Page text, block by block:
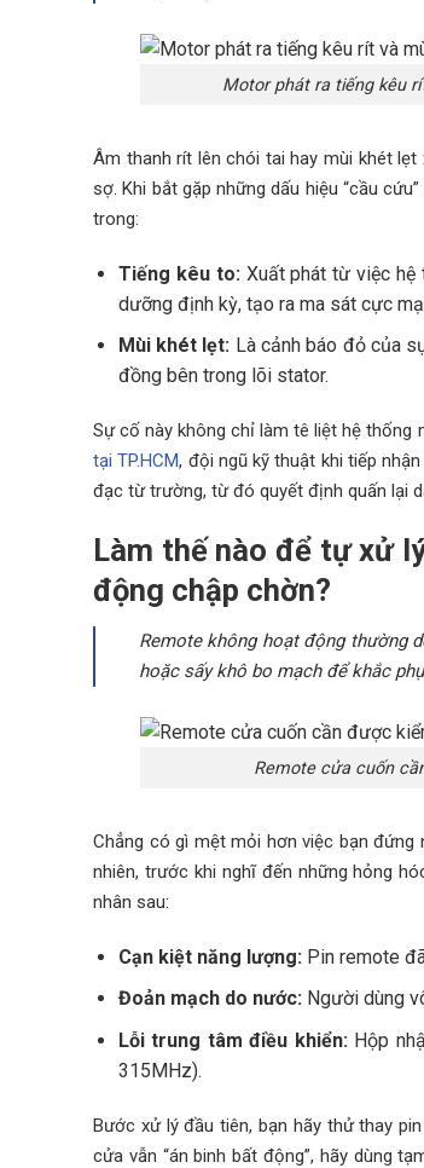
Motor phát ra tiếng kêu
Âm thanh rít lên chói tai hay mùi khét
sợ. Khi bắt gặp những dấu hiệu “cầu
trong:
Tiếng kêu to:Xuất phát từ việc hệ
dưỡng định kỳ, tạo ra ma sát cực
Mùi khét lẹt: Là cảnh báo đỏ của
đồng bên trong lõi stator.
Sự cố này không chỉ làm tê liệt hệ
tại TP.HCM, đội ngũ kỹ thuật khi tiếp
đạc từ trường, từ đó quyết định quấn lại
Làm thế nào để tự xử
động chập chờn?
Remote không hoạt động thường
hoặc sấy khô bo mạch để khắc
Remote cửa cuốn
Chẳng có gì mệt mỏi hơn việc bạn đứng
nhiên, trước khi nghĩ đến những hỏng
nhân sau:
Cạn kiệt năng lượng:Pin remote
Đoản mạch do nước:Người dùng
Lỗi trung tâm điều khiển:Hộp
315MHz).
Bước xử lý đầu tiên, bạn hãy thử thay
cửa vẫn “án binh bất động”, hãy dùng